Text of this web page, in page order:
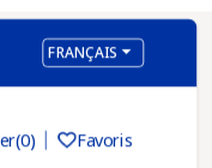
FRANÇAIS
(0) Favoris